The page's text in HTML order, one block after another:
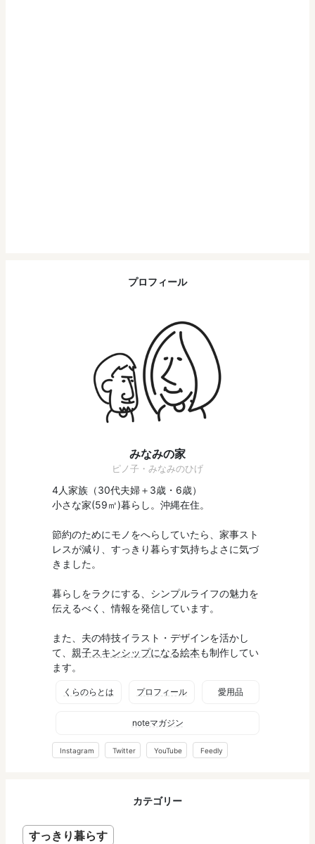
プロフィール
みなみの家
ピノ子・みなみのひげ
4人家族（30代夫婦＋3歳・6歳）
小さな家(59㎡)暮らし。沖縄在住。
節約のためにモノをへらしていたら、家事スト
レスが減り、すっきり暮らす気持ちよさに気づ
きました。
暮らしをラクにする、シンプルライフの魅力を
伝えるべく、情報を発信しています。
また、夫の特技イラスト・デザインを活かし
て、 親子スキンシップになる絵本も制作してい
ます。
くらのらとは プロフィール 愛用品
noteマガジン
Instagram Twitter YouTube Feedly
カテゴリー
すっきり暮らす